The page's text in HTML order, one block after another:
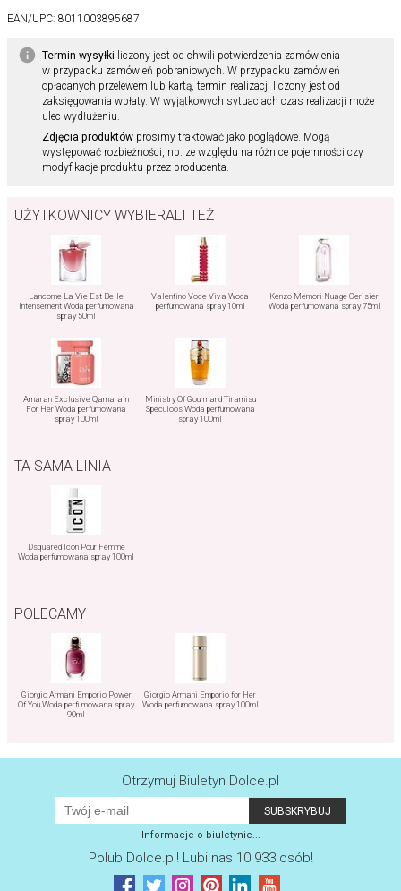
EAN/UPC: 8011003895687
Termin wysyłki liczony jest od chwili potwierdzenia zamówienia
w przypadku zamówień pobraniowych. W przypadku zamówień
opłacanych przelewem lub kartą, termin realizacji liczony jest od
zaksięgowania wpłaty. W wyjątkowych sytuacjach czas realizacji może
ulec wydłużeniu.
Zdjęcia produktówprosimy traktować jako poglądowe. Mogą
występować rozbieżności, np. ze względu na różnice pojemności czy
modyfikacje produktu przez producenta.
UŻYTKOWNICY WYBIERALI TEŻ
Lancome La Vie Est Belle
Intensement Woda perfumowana
spray 50ml
Valentino Voce Viva Woda
perfumowana spray 10ml
Kenzo Memori Nuage Cerisier
Woda perfumowana spray 75ml
Amaran Exclusive Qamarain
For Her Woda perfumowana
spray 100ml
Ministry Of Gourmand Tiramisu
Speculoos Woda perfumowana
spray 100ml
TA SAMA LINIA
Dsquared Icon Pour Femme
Woda perfumowana spray 100ml
POLECAMY
Giorgio Armani Emporio Power
Of You Woda perfumowana spray
90ml
Giorgio Armani Emporio for Her
Woda perfumowana spray 100ml
Otrzymuj Biuletyn Dolce.pl
Informacje o biuletynie...
Polub Dolce.pl! Lubi nas 10 933 osób!